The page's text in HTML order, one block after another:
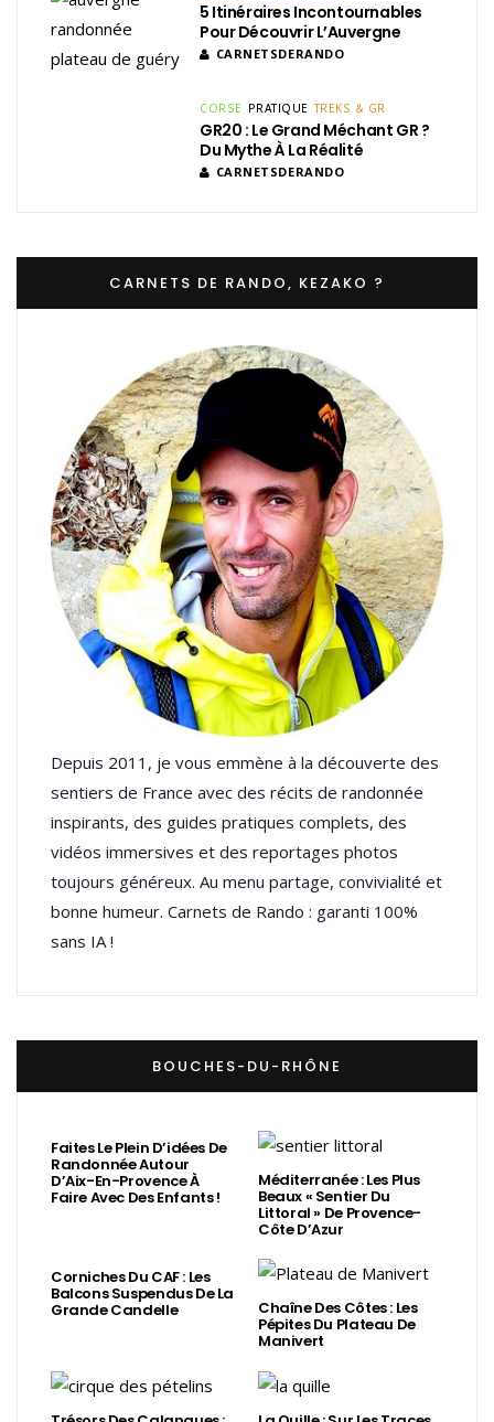
5 Itinéraires Incontournables
Pour Découvrir L’Auvergne
CARNETSDERANDO
CORSE PRATIQUE TREKS & GR
GR20 : Le Grand Méchant GR ?
Du Mythe À La Réalité
CARNETSDERANDO
CARNETS DE RANDO, KEZAKO ?
Depuis 2011, je vous emmène à la découverte des
sentiers de France avec des récits de randonnée
inspirants, des guides pratiques complets, des
vidéos immersives et des reportages photos
toujours généreux. Au menu partage, convivialité et
bonne humeur. Carnets de Rando : garanti 100%
sans IA !
BOUCHES-DU-RHÔNE
Faites Le Plein D’idées De
Randonnée Autour
D’Aix-En-Provence À
Faire Avec Des Enfants !
Méditerranée : Les Plus
Beaux « Sentier Du
Littoral » De Provence-
Côte D’Azur
Corniches Du CAF : Les
Balcons Suspendus De La
Grande Candelle Chaîne Des Côtes : Les
Pépites Du Plateau De
Manivert